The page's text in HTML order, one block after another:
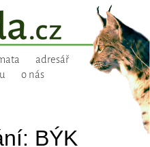
adresář
o nás
BÝK